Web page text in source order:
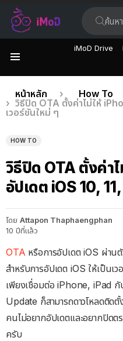
iMoD Drive
เรื่อง
ล่าสุด
คุณอยู่ที่นี่:
หน้าหลัก
How To
วิธีปิด OTA ตั้งค่าไม่ให้
เวอร์ชันใหม่ ๆ
HOW TO
วิธีปิด OTA ตั้งค่า
อัปเดต iOS 10,
โดย Attapon Thaphaengphan
10 ปีที่แล้ว
OTA หรือการอัปเดต iOS ผ่าน
สำหรับการอัปเดต iOS ให้เป็นเว
เพียงเชื่อมต่อ iPhone, iPad
Update ก็สามารถดาวโหลดติดตั้
คนไม่อยากอัปเดตและอยากปิดต
ครับ